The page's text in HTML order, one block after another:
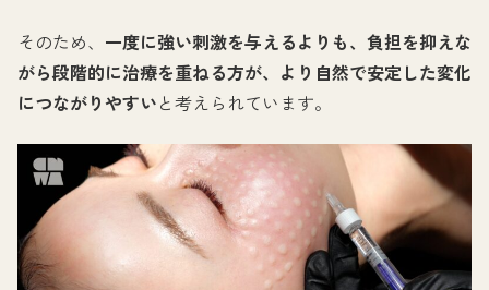
そのため、 一度に強い刺激を与えるよりも、負担を抑えな
がら段階的に治療を重ねる方が、より自然で安定した変化
につながりやすいと考えられています。